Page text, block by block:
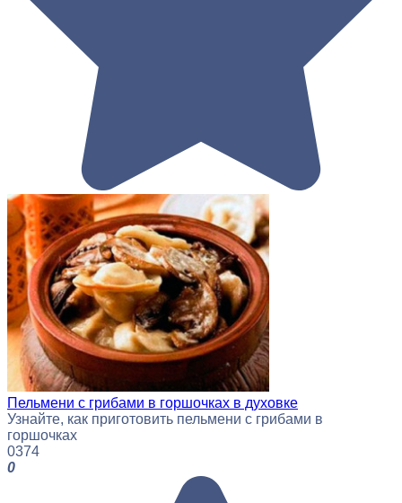
Пельмени с грибами в горшочках в духовке
Узнайте, как приготовить пельмени с грибами в
горшочках
0374
0